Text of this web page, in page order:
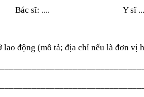
Bác sĩ: ....
Y sĩ ...
lao động (mô tả; địa chỉ nếu là đơn vị